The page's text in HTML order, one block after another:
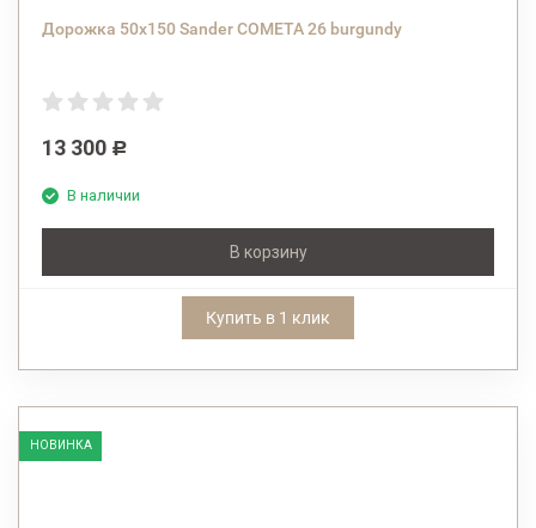
Дорожка 50х150 Sander COMETA 26 burgundy
13 300 Р
В наличии
В корзину
Купить в 1 клик
НОВИНКА